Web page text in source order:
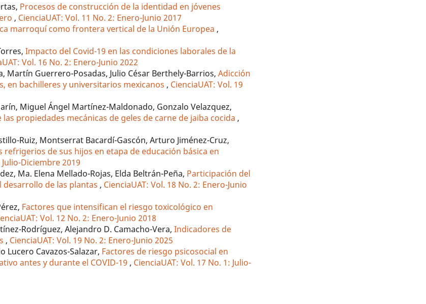
Procesos de construcción de la identidad en jóvenes
, CienciaUAT: Vol. 11 No. 2: Enero-Junio 2017
marroquí como frontera vertical de la Unión Europea ,
Impacto del Covid-19 en las condiciones laborales de la
Vol. 16 No. 2: Enero-Junio 2022
Martín Guerrero-Posadas, Julio César Berthely-Barrios,Adicción
en bachilleres y universitarios mexicanos , CienciaUAT: Vol. 19
Miguel Ángel Martínez-Maldonado, Gonzalo Velazquez,
propiedades mecánicas de geles de carne de jaiba cocida ,
Ruiz, Montserrat Bacardí-Gascón, Arturo Jiménez-Cruz,
de sus hijos en etapa de educación básica en
Diciembre 2019
Ma. Elena Mellado-Rojas, Elda Beltrán-Peña, Participación del
de las plantas , CienciaUAT: Vol. 18 No. 2: Enero-Junio
Factores que intensifican el riesgo toxicológico en
Vol. 12 No. 2: Enero-Junio 2018
Rodríguez, Alejandro D. Camacho-Vera,Indicadores de
, CienciaUAT: Vol. 19 No. 2: Enero-Junio 2025
Lucero Cavazos-Salazar, Factores de riesgo psicosocial en
antes y durante el COVID-19 , CienciaUAT: Vol. 17 No. 1: Julio-